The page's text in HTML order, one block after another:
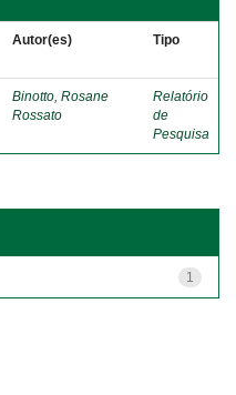
Autor(es) Tipo
Binotto, Rosane
Rossato
Relatório
de
Pesquisa
1